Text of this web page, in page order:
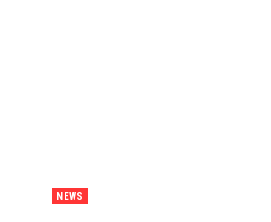
NEWS